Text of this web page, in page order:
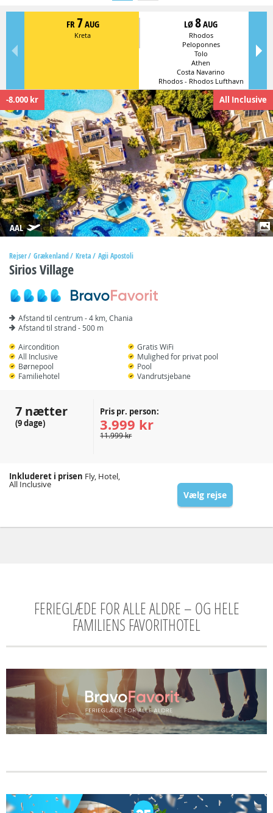
FR7AUG
Kreta
LØ8AUG
Rhodos
Peloponnes
Tolo
Athen
Costa Navarino
Rhodos - Rhodos Lufthavn
-8.000 kr All Inclusive
AAL
Rejser Grækenland Kreta Agii Apostoli
Sirios Village
Afstand til centrum - 4 km, Chania
Afstand til strand - 500 m
Aircondition
All Inclusive
Børnepool
Familiehotel
Gratis WiFi
Mulighed for privat pool
Pool
Vandrutsjebane
7 nætter
(9 dage)
Pris pr. person:
3.999 kr
11.999 kr
Inkluderet i prisen Fly, Hotel,
All Inclusive
Vælg rejse
FERIEGLÆDE FOR ALLE ALDRE – OG HELE
FAMILIENS FAVORITHOTEL